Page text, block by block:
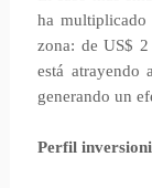
ha
zona: de US$
está atrayendo
generando un
Perfil